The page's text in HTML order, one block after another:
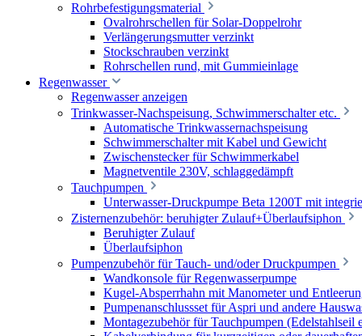
Rohrbefestigungsmaterial
Ovalrohrschellen für Solar-Doppelrohr
Verlängerungsmutter verzinkt
Stockschrauben verzinkt
Rohrschellen rund, mit Gummieinlage
Regenwasser
Regenwasser anzeigen
Trinkwasser-Nachspeisung, Schwimmerschalter etc.
Automatische Trinkwassernachspeisung
Schwimmerschalter mit Kabel und Gewicht
Zwischenstecker für Schwimmerkabel
Magnetventile 230V, schlaggedämpft
Tauchpumpen
Unterwasser-Druckpumpe Beta 1200T mit
Zisternenzubehör: beruhigter Zulauf+Überlaufsiphon
Beruhigter Zulauf
Überlaufsiphon
Pumpenzubehör für Tauch- und/oder Druckpumpen
Wandkonsole für Regenwasserpumpe
Kugel-Absperrhahn mit Manometer und
Pumpenanschlussset für Aspri und andere
Montagezubehör für Tauchpumpen (Edelstahlseil